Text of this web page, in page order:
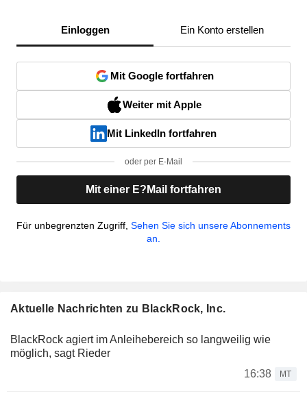
Einloggen Ein Konto erstellen
Mit Google fortfahren
Weiter mit Apple
Mit LinkedIn fortfahren
oder per E-Mail
Mit einer E?Mail fortfahren
Für unbegrenzten Zugriff, Sehen Sie sich unsere Abonnements
an.
Aktuelle Nachrichten zu BlackRock, Inc.
BlackRock agiert im Anleihebereich so langweilig wie
möglich, sagt Rieder
16:38
MT